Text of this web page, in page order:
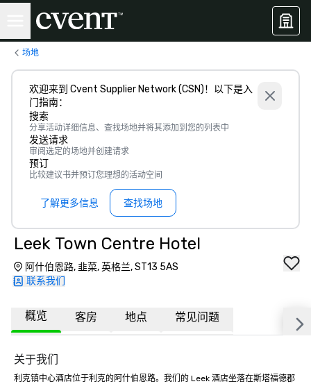
场地
欢迎来到 Cvent Supplier Network (CSN)！以下是入
门指南：
搜索
分享活动详细信息、查找场地并将其添加到您的列表中
发送请求
审阅选定的场地并创建请求
预订
比较建议书并预订您理想的活动空间
了解更多信息 查找场地
Leek Town Centre Hotel
阿什伯恩路, 韭菜, 英格兰, ST13 5AS
联系我们
概览 客房 地点 常见问题
关于我们
利克镇中心酒店位于利克的阿什伯恩路。我们的 Leek 酒店坐落在斯塔福德郡